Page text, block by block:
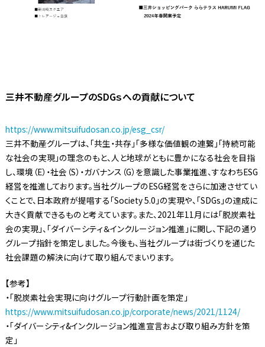
三井不動産グループのSDGｓへの貢献について
https://www.mitsuifudosan.co.jp/esg_csr/
三井不動産グループは、「共生・共存」「多様な価値観の連繋」「持続可能
な社会の実現」の理念のもと、人と地球がともに豊かになる社会を目指
し、環境（E）・社会（S）・ガバナンス（G）を意識した事業推進、すなわちESG
経営を推進しております。当社グループのESG経営をさらに加速させてい
くことで、日本政府が提唱する「Society 5.0」の実現や、「SDGs」の達成に
大きく貢献できるものと考えています。また、2021年11月には「脱炭素社
会の実現」、「ダイバーシティ＆インクルージョン推進」に関し、下記の通り
グループ指針を策定しました。今後も、当社グループは街づくりを通じた
社会課題の解決に向けて取り組んでまいります。
【参考】
・「脱炭素社会実現に向けグループ行動計画を策定」
https://www.mitsuifudosan.co.jp/corporate/news/2021/1124/
・「ダイバーシティ&インクルージョン推進宣言および取り組み方針を策
定」